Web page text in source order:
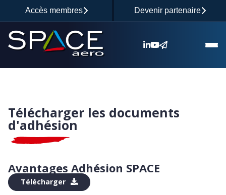
Accès membres Devenir partenaire
KIT ADHÉSION
Télécharger les documents
d'adhésion
Avantages Adhésion SPACE
Télécharger